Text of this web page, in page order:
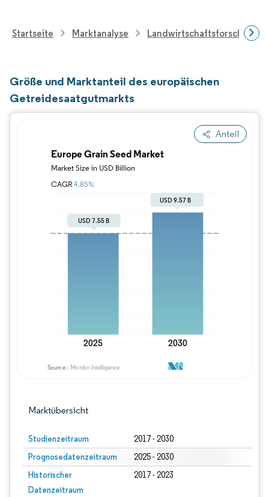
Startseite Marktanalyse Landwirtschaftsforschung
Größe und Marktanteil des europäischen
Getreidesaatgutmarkts
Anteil
Marktübersicht
Studienzeitraum 2017 - 2030
Prognosedatenzeitraum 2025 - 2030
Historischer
Datenzeitraum
2017 - 2023